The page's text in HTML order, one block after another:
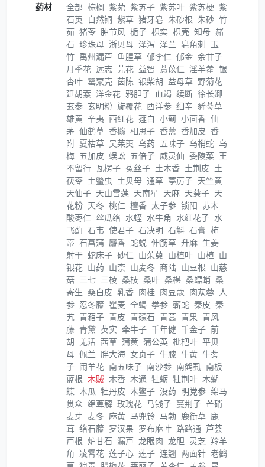
药材 全部 棕榈 紫菀 紫苏子 紫苏叶 紫苏梗 紫
石英 自然铜 紫草 猪牙皂 朱砂根 朱砂 竹
茹 猪苓 肿节风 栀子 枳实 枳壳 知母 赭
石 珍珠母 浙贝母 泽泻 泽兰 皂角刺 玉
竹 禹州漏芦 鱼腥草 郁李仁 郁金 余甘子
月季花 远志 芫花 益智 薏苡仁 淫羊藿 银
杏叶 罂粟壳 茵陈 银柴胡 益母草 野菊花
延胡索 洋金花 鸦胆子 血竭 续断 徐长卿
玄参 玄明粉 旋覆花 西洋参 细辛 豨莶草
雄黄 辛夷 西红花 薤白 小蓟 小茴香 仙
茅 仙鹤草 香橼 相思子 香薷 香加皮 香
附 夏枯草 吴茱萸 乌药 五味子 乌梢蛇 乌
梅 五加皮 蜈蚣 五倍子 威灵仙 委陵菜 王
不留行 瓦楞子 菟丝子 土木香 土荆皮 土
茯苓 土鳖虫 土贝母 通草 葶苈子 天竺黄
天仙子 天山雪莲 天南星 天麻 天葵子 天
花粉 天冬 桃仁 檀香 太子参 锁阳 苏木
酸枣仁 丝瓜络 水蛭 水牛角 水红花子 水
飞蓟 石韦 使君子 石决明 石斛 石膏 柿
蒂 石菖蒲 麝香 蛇蜕 伸筋草 升麻 生姜
射干 蛇床子 砂仁 山茱萸 山楂叶 山楂 山
银花 山药 山柰 山麦冬 商陆 山豆根 山慈
菇 三七 三棱 桑枝 桑叶 桑椹 桑螵蛸 桑
寄生 桑白皮 乳香 肉桂 肉豆蔻 肉苁蓉 人
参 忍冬藤 瞿麦 全蝎 拳参 蕲蛇 秦皮 秦
艽 青葙子 青皮 青礞石 青蒿 青果 青风
藤 青黛 芡实 牵牛子 千年健 千金子 前
胡 羌活 茜草 蒲黄 蒲公英 枇杷叶 平贝
母 佩兰 胖大海 女贞子 牛膝 牛黄 牛蒡
子 闹羊花 南五味子 南沙参 南鹤虱 南板
蓝根 木贼 木香 木通 牡蛎 牡荆叶 木蝴
蝶 木瓜 牡丹皮 木鳖子 没药 明党参 绵马
贯众 绵萆薢 玫瑰花 马钱子 蔓荆子 芒硝
麦芽 麦冬 麻黄 马兜铃 马勃 鹿衔草 鹿
茸 络石藤 罗汉果 罗布麻叶 路路通 芦荟
芦根 炉甘石 漏芦 龙眼肉 龙胆 灵芝 羚羊
角 凌霄花 莲子心 莲子 连翘 两面针 老鹳